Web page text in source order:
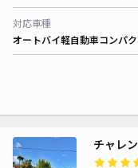
対応車種
オートバイ軽自動車コンパ
チャレ